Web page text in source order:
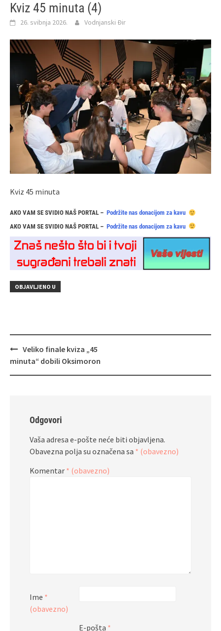
Kviz 45 minuta (4)
26. svibnja 2026. Vodnjanski Đir
Kviz 45 minuta
AKO VAM SE SVIDIO NAŠ PORTAL – Podržite nas donacijom za kavu
AKO VAM SE SVIDIO NAŠ PORTAL – Podržite nas donacijom za kavu
OBJAVLJENO U
Navigacija
objava
Veliko finale kviza „45
minuta“ dobili Oksimoron
Odgovori
Vaša adresa e-pošte neće biti objavljena.
Obavezna polja su označena sa * (obavezno)
Komentar * (obavezno)
Ime *
(obavezno)
E-pošta *